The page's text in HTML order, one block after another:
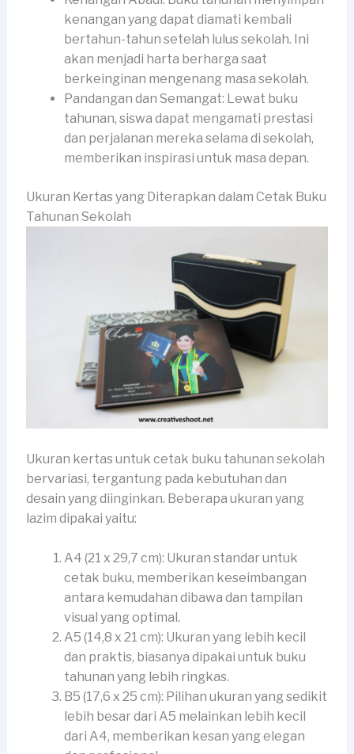
kenangan yang dapat diamati kembali
bertahun-tahun setelah lulus sekolah. Ini
akan menjadi harta berharga saat
berkeinginan mengenang masa sekolah.
Pandangan dan Semangat: Lewat buku
tahunan, siswa dapat mengamati prestasi
dan perjalanan mereka selama di sekolah,
memberikan inspirasi untuk masa depan.
Ukuran Kertas yang Diterapkan dalam Cetak Buku
Tahunan Sekolah
Ukuran kertas untuk cetak buku tahunan sekolah
bervariasi, tergantung pada kebutuhan dan
desain yang diinginkan. Beberapa ukuran yang
lazim dipakai yaitu:
A4 (21 x 29,7 cm): Ukuran standar untuk
cetak buku, memberikan keseimbangan
antara kemudahan dibawa dan tampilan
visual yang optimal.
A5 (14,8 x 21 cm): Ukuran yang lebih kecil
dan praktis, biasanya dipakai untuk buku
tahunan yang lebih ringkas.
B5 (17,6 x 25 cm): Pilihan ukuran yang sedikit
lebih besar dari A5 melainkan lebih kecil
dari A4, memberikan kesan yang elegan